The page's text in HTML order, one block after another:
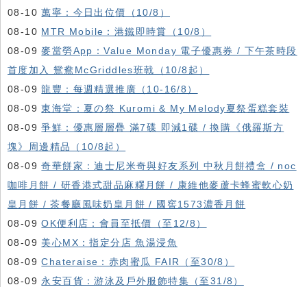
08-10萬寧：今日出位價（10/8）
08-10 MTR Mobile：港鐵即時賞（10/8）
08-09麥當勞App：Value Monday 電子優惠券 / 下午茶時段
首度加入 鴛鴦McGriddles班戟（10/8起）
08-09龍豐：每週精選推廣（10-16/8）
08-09東海堂：夏の祭 Kuromi & My Melody夏祭蛋糕套裝
08-09爭鮮：優惠層層疊 滿7碟 即減1碟 / 換購《俄羅斯方
塊》周邊精品（10/8起）
08-09奇華餅家：迪士尼米奇與好友系列 中秋月餅禮盒 / noc
咖啡月餅 / 研香港式甜品麻糬月餅 / 康維他麥蘆卡蜂蜜軟心奶
皇月餅 / 茶餐廳風味奶皇月餅 / 國窖1573濃香月餅
08-09OK便利店：會員至抵價（至12/8）
08-09 美心MX：指定分店 魚湯浸魚
08-09Chateraise：赤肉蜜瓜 FAIR（至30/8）
08-09 永安百貨：游泳及戶外服飾特集（至31/8）